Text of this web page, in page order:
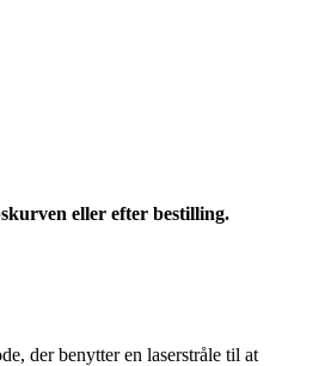
eller efter bestilling.
der benytter en laserstråle til at